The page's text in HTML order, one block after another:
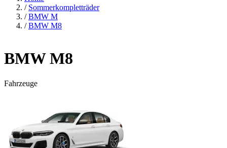
/ Sommerkompletträder
/ BMW M
/ BMW M8
BMW M8
Fahrzeuge